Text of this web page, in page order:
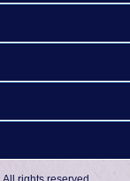
rights reserved.